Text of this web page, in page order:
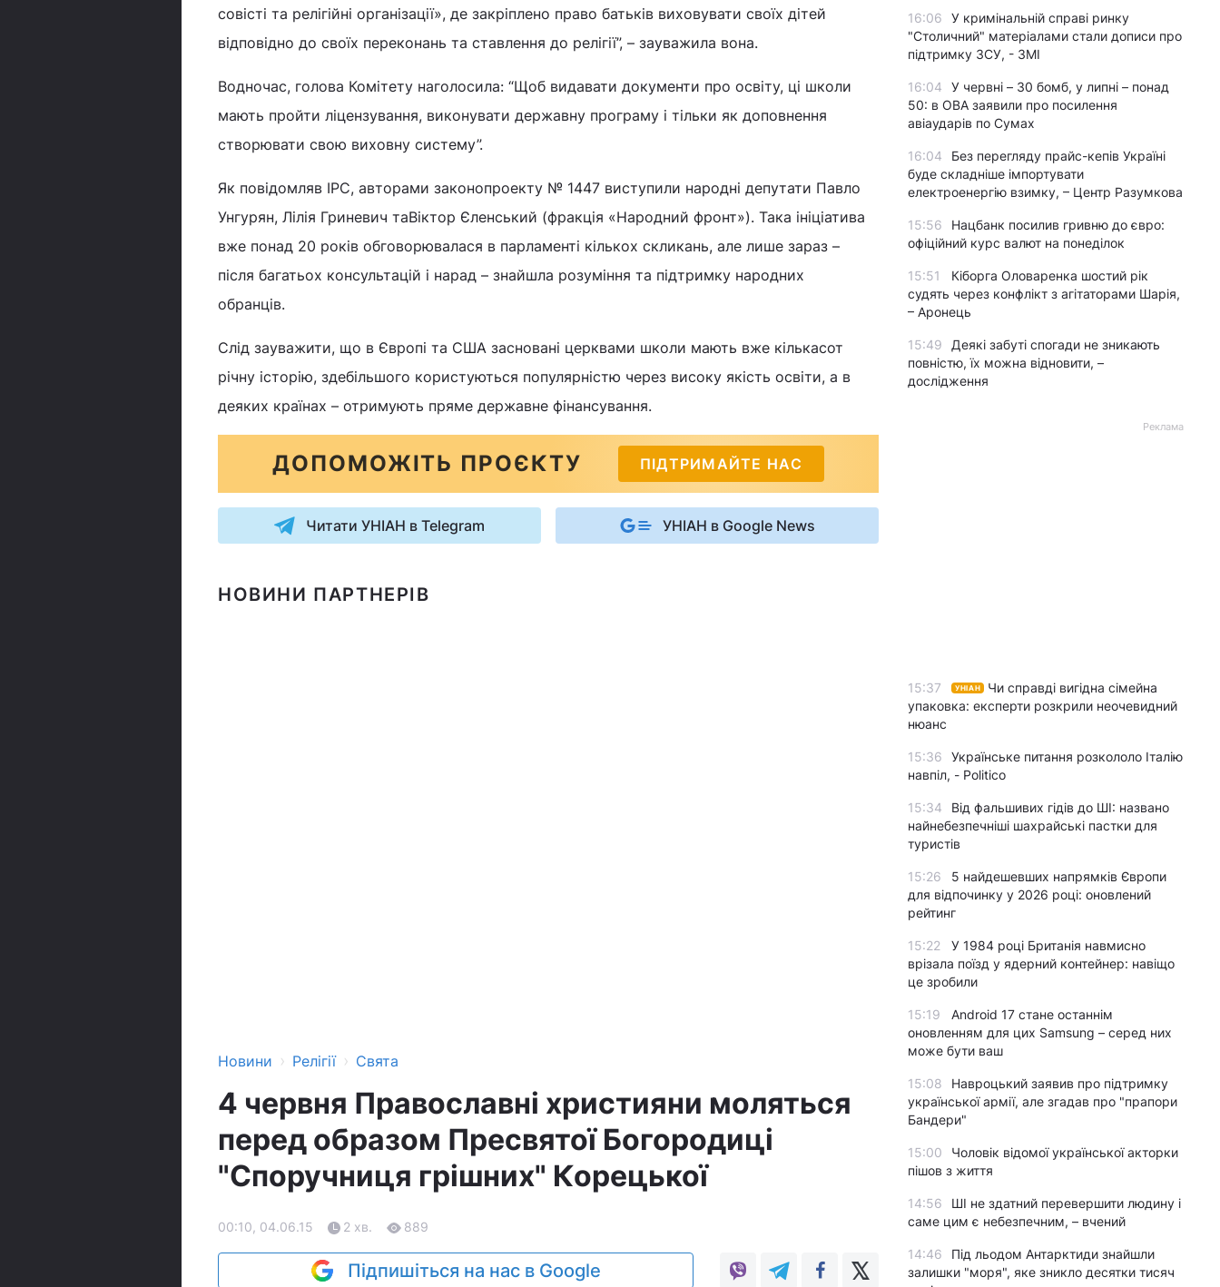
совісті та релігійні організації», де закріплено право батьків виховувати своїх дітей
відповідно до своїх переконань та ставлення до релігії”, – зауважила вона.
Водночас, голова Комітету наголосила: “Щоб видавати документи про освіту, ці школи
мають пройти ліцензування, виконувати державну програму і тільки як доповнення
створювати свою виховну систему”.
Як повідомляв ІРС, авторами законопроекту № 1447 виступили народні депутати Павло
Унгурян, Лілія Гриневич таВіктор Єленський (фракція «Народний фронт»). Така ініціатива
вже понад 20 років обговорювалася в парламенті кількох скликань, але лише зараз –
після багатьох консультацій і нарад – знайшла розуміння та підтримку народних
обранців.
Слід зауважити, що в Європі та США засновані церквами школи мають вже кількасот
річну історію, здебільшого користуються популярністю через високу якість освіти, а в
деяких країнах – отримують пряме державне фінансування.
ДОПОМОЖІТЬ ПРОЄКТУ ПІДТРИМАЙТЕ НАС
Читати УНІАН в Telegram УНІАН в Google News
НОВИНИ ПАРТНЕРІВ
Новини › Релігії › Свята
4 червня Православні християни моляться
перед образом Пресвятої Богородиці
"Споручниця грішних" Корецької
00:10, 04.06.15 2 хв. 889
Підпишіться на нас в Google
16:06
У кримінальній справі ринку
"Столичний" матеріалами стали дописи про
підтримку ЗСУ, - ЗМІ
16:04
У червні – 30 бомб, у липні – понад
50: в ОВА заявили про посилення
авіаударів по Сумах
16:04
Без перегляду прайс-кепів Україні
буде складніше імпортувати
електроенергію взимку, – Центр Разумкова
15:56
Нацбанк посилив гривню до євро:
офіційний курс валют на понеділок
15:51
Кіборга Оловаренка шостий рік
судять через конфлікт з агітаторами Шарія,
– Аронець
15:49
Деякі забуті спогади не зникають
повністю, їх можна відновити, –
дослідження
Реклама
15:37 УНІАН
Чи справді вигідна сімейна
упаковка: експерти розкрили неочевидний
нюанс
15:36
Українське питання розкололо Італію
навпіл, - Politico
15:34
Від фальшивих гідів до ШІ: названо
найнебезпечніші шахрайські пастки для
туристів
15:26
5 найдешевших напрямків Європи
для відпочинку у 2026 році: оновлений
рейтинг
15:22
У 1984 році Британія навмисно
врізала поїзд у ядерний контейнер: навіщо
це зробили
15:19
Android 17 стане останнім
оновленням для цих Samsung – серед них
може бути ваш
15:08
Навроцький заявив про підтримку
української армії, але згадав про "прапори
Бандери"
15:00
Чоловік відомої української акторки
пішов з життя
14:56
ШІ не здатний перевершити людину і
саме цим є небезпечним, – вчений
14:46
Під льодом Антарктиди знайшли
залишки "моря", яке зникло десятки тисяч